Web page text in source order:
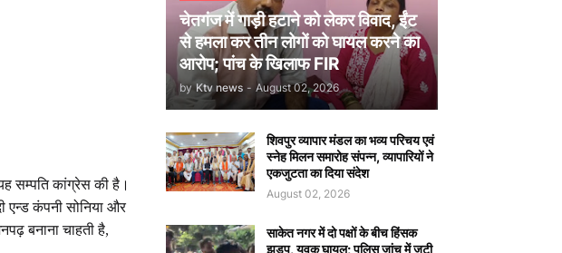
सम्पति कांग्रेस की है।
एन्ड कंपनी सोनिया और
बनाना चाहती है,
चेतगंज में गाड़ी हटाने को लेकर विवाद, ईंट
से हमला कर तीन लोगों को घायल करने का
आरोप; पांच के खिलाफ FIR
by Ktv news - August 02, 2026
शिवपुर व्यापार मंडल का भव्य परिचय एवं
स्नेह मिलन समारोह संपन्न, व्यापारियों ने
एकजुटता का दिया संदेश
August 02, 2026
साकेत नगर में दो पक्षों के बीच हिंसक
झड़प, युवक घायल; पुलिस जांच में जुटी